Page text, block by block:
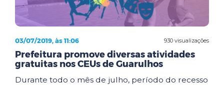
930 visualizações
03/07/2019, às 11:06
Prefeitura promove diversas atividades
gratuitas nos CEUs de Guarulhos
Durante todo o mês de julho, período do recesso